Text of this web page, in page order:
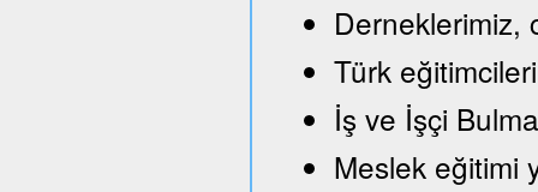
Derneklerimiz,
Türk
İş ve İşçi
Meslek eğitimi